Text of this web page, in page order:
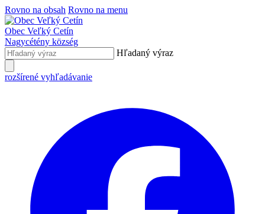
Rovno na obsah Rovno na menu
Obec Veľký Cetín
Nagycétény község
Hľadaný výraz
rozšírené vyhľadávanie